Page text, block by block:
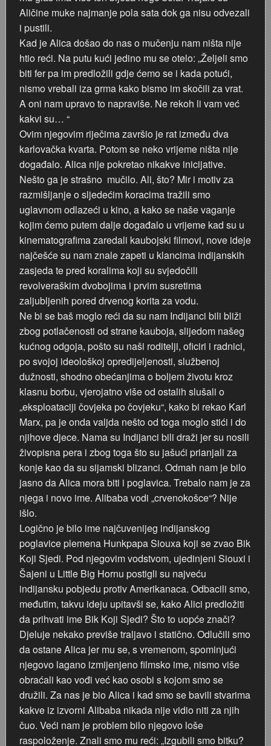
Aličine muke najmanje pola sata dok ga nisu odvezali
i pustili.
Kad je Alica došao do nas o mučenju nam ništa nije
htio reći. Na putu kući jedino mu se otelo: „Željeli smo
biti fer pa im predložili gdje ćemo se i kada potući,
nismo vrebali iza grma kako bismo im skočili za vrat.
A oni nam upravo to napraviše. Ne rekoh li vam već
kakvi su… “
Ovim njegovim riječima završio je rat između dva
karlovačka kvarta. Potom se neko vrijeme ništa nije
događalo. Alica nije pokretao nikakve inicijative.
Nešto ga je strašno mučilo. Ali, što? Mir i motiv za
razmišljanje o sljedećim koracima tražili smo
uglavnom odlazeći u kino, a kako se naše vaganje
kojim ćemo putem dalje događalo u vrijeme kad su u
kinematografima zaredali kaubojski filmovi, nove ideje
najčešće su nam znale zapeti u klancima indijanskih
zasjeda te pred koralima koji su svjedočili
revolveraškim dvobojima i prvim susretima
zaljubljenih pored drvenog korita za vodu.
Ne bi se baš moglo reći da su nam Indijanci bili bliži
zbog potlačenosti od strane kauboja, slijedom našeg
kućnog odgoja, pošto su naši roditelji, oficiri i radnici,
po svojoj ideološkoj opredijeljenosti, službenoj
dužnosti, shodno obećanjima o boljem životu kroz
klasnu borbu, vjerojatno više od ostalih slušali o
„eksploataciji čovjeka po čovjeku“, kako bi rekao Karl
Marx, pa je onda valjda nešto od toga moglo stići i do
njihove djece. Nama su Indijanci bili draži jer su nosili
živopisna pera i zbog toga što su jašući prianjali za
konje kao da su sijamski blizanci. Odmah nam je bilo
jasno da Alica mora biti i poglavica. Trebalo nam je za
njega i novo ime. Alibaba vodi „crvenokošce“? Nije
išlo.
Logično je bilo ime najčuvenijeg indijanskog
poglavice plemena Hunkpapa Siouxa koji se zvao Bik
Koji Sjedi. Pod njegovim vodstvom, ujedinjeni Siouxi i
Šajeni u Little Big Hornu postigli su najveću
indijansku pobjedu protiv Amerikanaca. Odbacili smo,
međutim, takvu ideju upitavši se, kako Alici predložiti
da prihvati ime Bik Koji Sjedi? Što to uopće znači?
Djeluje nekako previše traljavo i statično. Odlučili smo
da ostane Alica jer mu se, s vremenom, spominjući
njegovo lagano izmijenjeno filmsko ime, nismo više
obraćali kao vođi već kao osobi s kojom smo se
družili. Za nas je bio Alica i kad smo se bavili stvarima
kakve iz izvorni Alibaba nikada nije vidio niti za njih
čuo. Veći nam je problem bilo njegovo loše
raspoloženje. Znali smo mu reći: „Izgubili smo bitku?